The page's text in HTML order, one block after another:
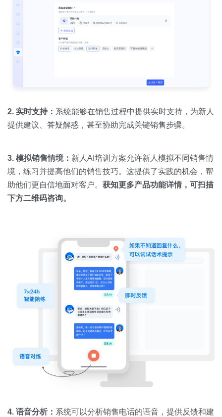
2. 实时支持： 系统能够在销售过程中提供实时支持，为新人
提供建议、答疑解惑，甚至协助完成关键销售步骤。
3. 模拟销售情境： 新人AI培训方案允许新人模拟不同销售情
境，练习并提高他们的销售技巧。这提供了实践的机会，帮
助他们更自信地面对客户。 获知更多产品功能详情，可扫描
下方二维码咨询。
4. 语音分析： 系统可以分析销售电话的语音，提供反馈和建